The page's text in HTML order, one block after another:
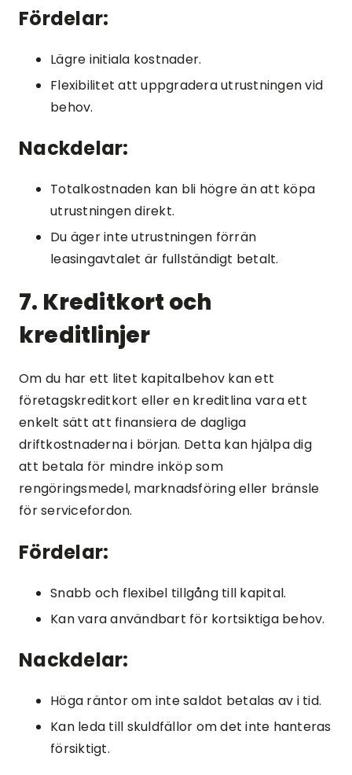
Fördelar:
Lägre initiala kostnader.
Flexibilitet att uppgradera utrustningen vid
behov.
Nackdelar:
Totalkostnaden kan bli högre än att köpa
utrustningen direkt.
Du äger inte utrustningen förrän
leasingavtalet är fullständigt betalt.
7. Kreditkort och
kreditlinjer
Om du har ett litet kapitalbehov kan ett
företagskreditkort eller en kreditlina vara ett
enkelt sätt att finansiera de dagliga
driftkostnaderna i början. Detta kan hjälpa dig
att betala för mindre inköp som
rengöringsmedel, marknadsföring eller bränsle
för servicefordon.
Fördelar:
Snabb och flexibel tillgång till kapital.
Kan vara användbart för kortsiktiga behov.
Nackdelar:
Höga räntor om inte saldot betalas av i tid.
Kan leda till skuldfällor om det inte hanteras
försiktigt.